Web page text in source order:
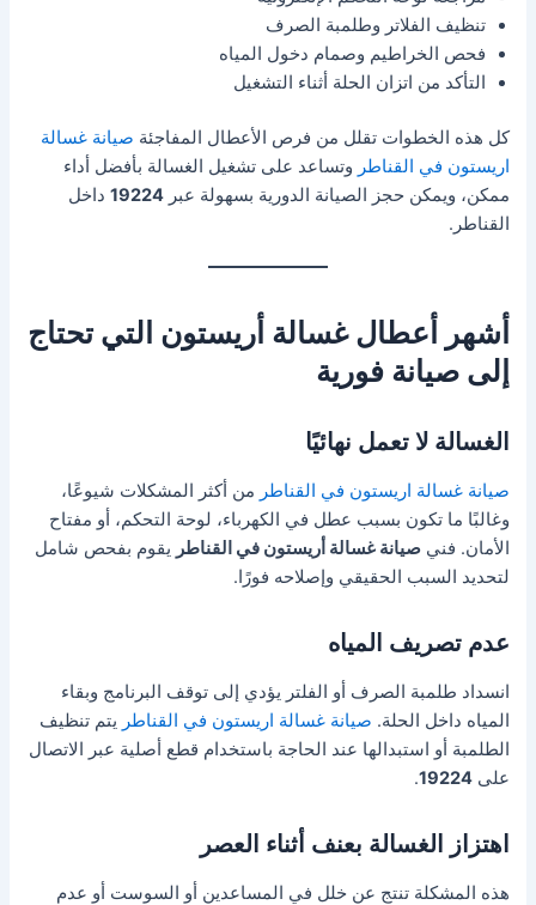
تنظيف الفلاتر وطلمبة الصرف
فحص الخراطيم وصمام دخول المياه
التأكد من اتزان الحلة أثناء التشغيل
كل هذه الخطوات تقلل من فرص الأعطال المفاجئة صيانة غسالة
اريستون في القناطر وتساعد على تشغيل الغسالة بأفضل أداء
ممكن، ويمكن حجز الصيانة الدورية بسهولة عبر19224 داخل
القناطر.
أشهر أعطال غسالة أريستون التي تحتاج
إلى صيانة فورية
الغسالة لا تعمل نهائيًا
صيانة غسالة اريستون في القناطر من أكثر المشكلات شيوعًا،
وغالبًا ما تكون بسبب عطل في الكهرباء، لوحة التحكم، أو مفتاح
الأمان. فنيصيانة غسالة أريستون في القناطر يقوم بفحص شامل
لتحديد السبب الحقيقي وإصلاحه فورًا.
عدم تصريف المياه
انسداد طلمبة الصرف أو الفلتر يؤدي إلى توقف البرنامج وبقاء
المياه داخل الحلة. صيانة غسالة اريستون في القناطر يتم تنظيف
الطلمبة أو استبدالها عند الحاجة باستخدام قطع أصلية عبر الاتصال
على19224
.
اهتزاز الغسالة بعنف أثناء العصر
هذه المشكلة تنتج عن خلل في المساعدين أو السوست أو عدم